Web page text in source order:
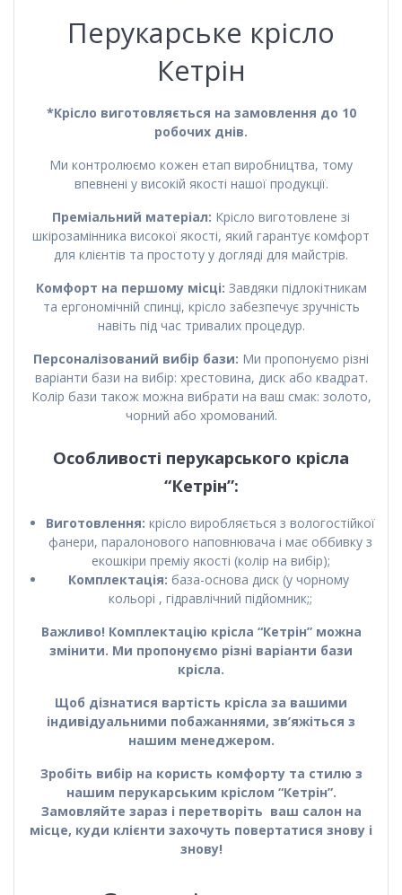
Перукарське крісло
Кетрін
*Крісло виготовляється на замовлення до 10
робочих днів.
Ми контролюємо кожен етап виробництва, тому
впевнені у високій якості нашої продукції.
Преміальний матеріал: Крісло виготовлене зі
шкірозамінника високої якості, який гарантує комфорт
для клієнтів та простоту у догляді для майстрів.
Комфорт на першому місці: Завдяки підлокітникам
та ергономічній спинці, крісло забезпечує зручність
навіть під час тривалих процедур.
Персоналізований вибір бази: Ми пропонуємо різні
варіанти бази на вибір: хрестовина, диск або квадрат.
Колір бази також можна вибрати на ваш смак: золото,
чорний або хромований.
Особливості перукарського крісла
“Кетрін”:
Виготовлення: крісло виробляється з вологостійкої
фанери, паралонового наповнювача і має оббивку з
екошкіри преміу якості (колір на вибір);
Комплектація: база-основа диск (у чорному
кольорі , гідравлічний підйомник;;
Важливо! Комплектацію крісла “Кетрін” можна
змінити. Ми пропонуємо різні варіанти бази
крісла.
Щоб дізнатися вартість крісла за вашими
індивідуальними побажаннями, зв’яжіться з
нашим менеджером.
Зробіть вибір на користь комфорту та стилю з
нашим перукарським кріслом “Кетрін”.
Замовляйте зараз і перетворіть ваш салон на
місце, куди клієнти захочуть повертатися знову і
знову!